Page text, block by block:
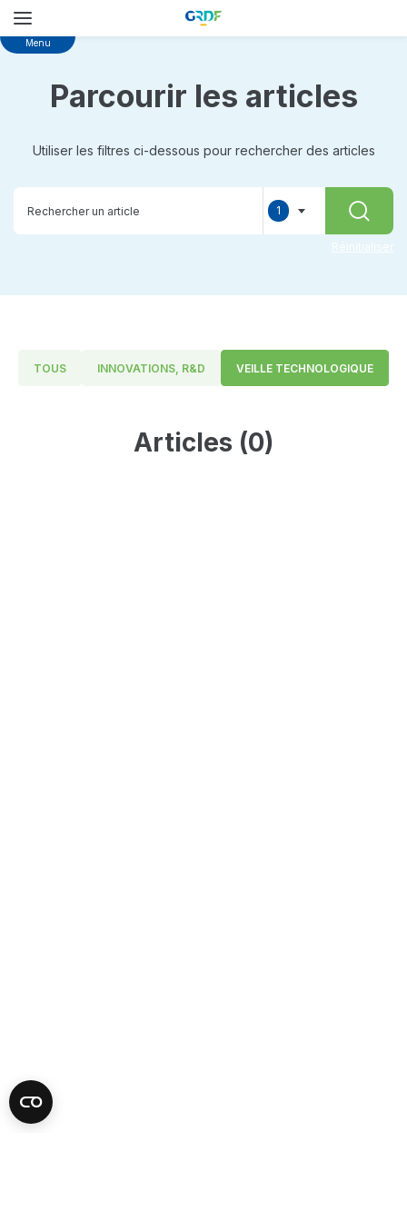
Skip
Menu
Parcourir les articles
Utiliser les filtres ci-dessous pour rechercher des articles
1
Réinitialiser
TOUS INNOVATIONS, R&D VEILLE TECHNOLOGIQUE
Articles (0)